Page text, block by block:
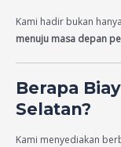
Kami hadir bukan
menuju masa depan
Berapa
Selatan?
Kami menyediakan